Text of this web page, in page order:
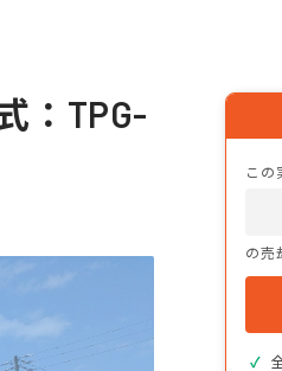
：TPG-
この
の売